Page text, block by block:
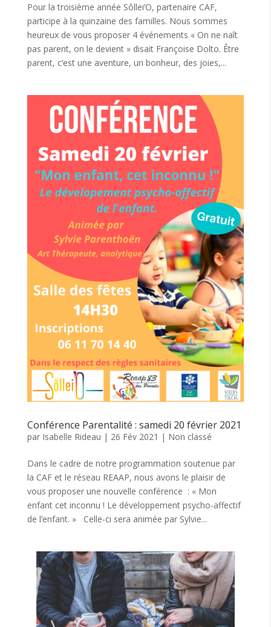
Pour la troisième année Sôllei’O, partenaire CAF,
participe à la quinzaine des familles. Nous sommes
heureux de vous proposer 4 événements « On ne naît
pas parent, on le devient » disait Françoise Dolto. Être
parent, c’est une aventure, un bonheur, des joies,...
Conférence Parentalité : samedi 20 février 2021
par Isabelle Rideau | 26 Fév 2021 | Non classé
Dans le cadre de notre programmation soutenue par
la CAF et le réseau REAAP, nous avons le plaisir de
vous proposer une nouvelle conférence : « Mon
enfant cet inconnu ! Le développement psycho-affectif
de l’enfant. » Celle-ci sera animée par Sylvie...